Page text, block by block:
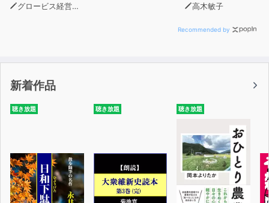
グロービス経営大学院 高木敏子
Recommended by
新着作品
聴き放題 聴き放題 聴き放題